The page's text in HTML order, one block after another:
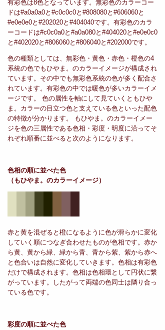
有彩色は8色となっています。無彩色のカラーコー
ドは#a0a0a0と#c0c0c0と#808080と#606060と
#e0e0e0と#202020と#404040です。有彩色のカラ
ーコードは#c0c0a0と#a0a080と#404020と#e0e0c0
と#402020と#806060と#806040と#202000です。
色の種類としては、無彩色・黄色・赤色・橙色の4
系統の色でもひやま。のカラーイメージが構成され
ています。その中でも無彩色系統の色が多く配合さ
れています。有彩色の中では暖色が多いカラーイメ
ージです。 色の属性を軸にして見ていくともひや
ま。カラーの目立つ色と支えている色といった配色
の特徴が分かります。 もひやま。のカラーイメー
ジを色の三属性である色相・彩度・明度に沿ってそ
れぞれ順番に並べると次のようになります。
色相の順に並べた色
（もひやま。のカラーイメージ）
赤と黄を混ぜると橙になるように色が滑らかに変化
していく順につなぎ合わせたものが色相です。赤か
ら黄、黄から緑、緑から青、青から紫、紫から赤へ
と色合いは自然に変化していきます。色相は有彩色
だけで構成されます。色相は色相環として円状に繋
がっています。したがって両端の色同士は隣り合っ
ている色です。
彩度の順に並べた色